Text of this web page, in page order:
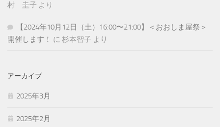
村 圭子 より
【2024年10月12日（土）16:00〜21:00】＜おおしま屋祭＞
開催します！ に 杉本智子 より
アーカイブ
2025年3月
2025年2月